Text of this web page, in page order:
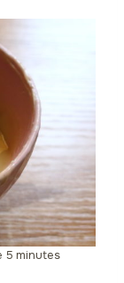
5 minutes